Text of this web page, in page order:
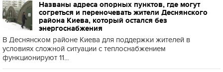
Названы адреса опорных пунктов, где могут
согреться и переночевать жители Деснянского
района Киева, который остался без
энергоснабжения
В Деснянском районе Киева для поддержки жителей в
условиях сложной ситуации с теплоснабжением
функционируют 11...